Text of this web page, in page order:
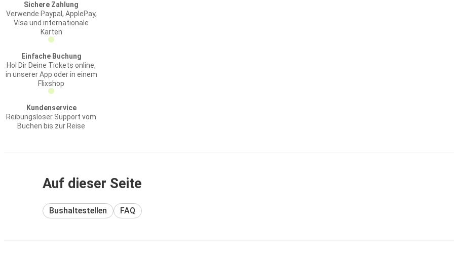
Sichere Zahlung
Verwende Paypal, ApplePay,
Visa und internationale
Karten
Einfache Buchung
Hol Dir Deine Tickets online,
in unserer App oder in einem
Flixshop
Kundenservice
Reibungsloser Support vom
Buchen bis zur Reise
Auf dieser Seite
Bushaltestellen FAQ